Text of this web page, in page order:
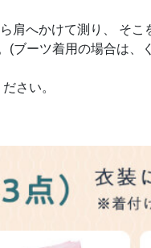
へかけて測り、 そこ
ブーツ着用の場合は、
さい。